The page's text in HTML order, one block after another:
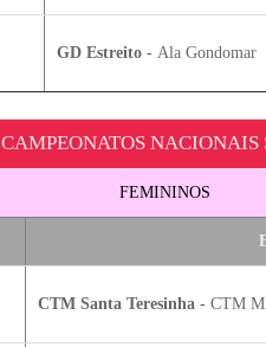
GD Estreito - Ala Gondomar
CAMPEONATOS NACIONAIS
FEMININOS
CTM Santa Teresinha - CTM